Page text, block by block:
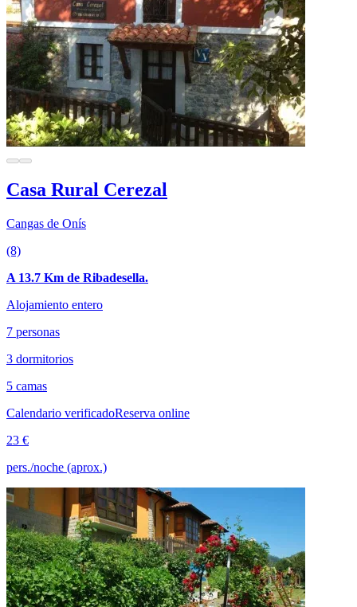
Casa Rural Cerezal
Cangas de Onís
(8)
A 13.7 Km de Ribadesella.
Alojamiento entero
7 personas
3 dormitorios
5 camas
Calendario verificadoReserva online
23 €
pers./noche (aprox.)